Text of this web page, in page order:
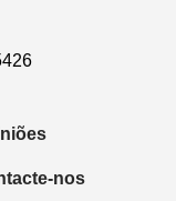
nos